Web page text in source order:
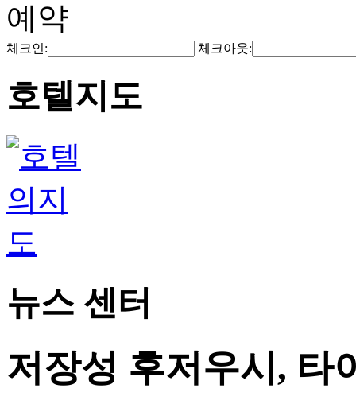
예약
체크인: 체크아웃:
호텔지도
뉴스 센터
저장성 후저우시, 타